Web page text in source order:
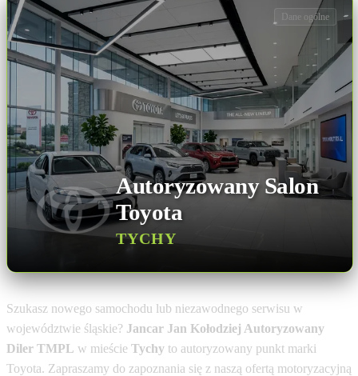
Autoryzowany Salon
Toyota
TYCHY
Dane ogólne
Szukasz nowego samochodu lub niezawodnego serwisu w
województwie śląskie? Jancar Jan Kołodziej Autoryzowany
Diler TMPL w mieście Tychy to autoryzowany punkt marki
Toyota. Zapraszamy do zapoznania się z naszą ofertą motoryzacyjną